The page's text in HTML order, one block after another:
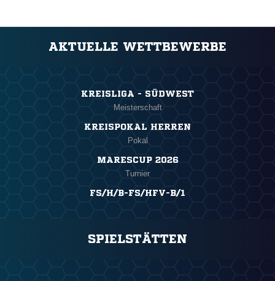
AKTUELLE WETTBEWERBE
KREISLIGA - SÜDWEST
Meisterschaft
KREISPOKAL HERREN
Pokal
MARESCUP 2026
Turnier
FS/H/B-FS/HFV-B/1
SPIELSTÄTTEN